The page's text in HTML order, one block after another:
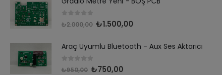
out of 5
₺2.000,00 ₺1.500,00
Araç Uyumlu Bluetooth - Aux Ses Aktarıcı
out of 5
₺950,00 ₺750,00